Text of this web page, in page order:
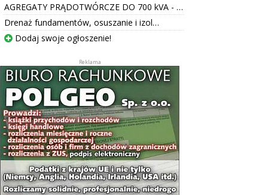
AGREGATY PRĄDOTWÓRCZE DO 700 kVA - …
Drenaż fundamentów, osuszanie i izol…
Dodaj swoje ogłoszenie!